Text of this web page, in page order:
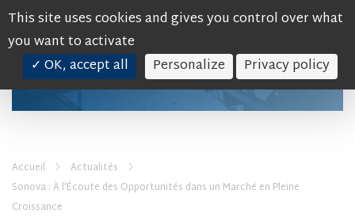
SOCIÉTÉ
ACTUALITÉS
Accueil
Actualités
Sonova : À l'Écoute des Opportunités dans un Marché en Pleine
Croissance
This site uses cookies and gives you control over what
you want to activate
✓ OK, accept all
Personalize Privacy policy